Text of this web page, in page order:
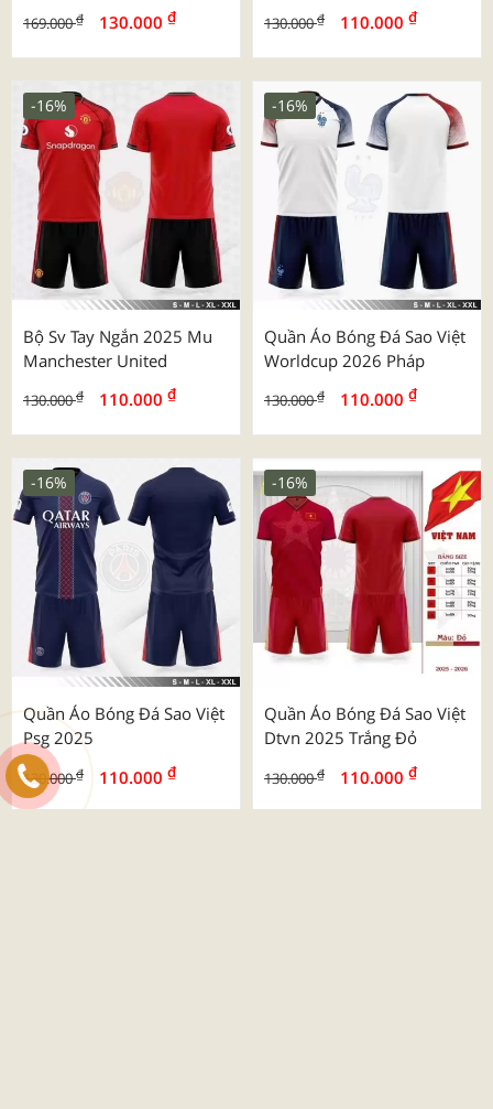
169.000₫ 130.000 ₫ 130.000₫ 110.000 ₫
Bộ Sv Tay Ngắn 2025 Mu
Manchester United
130.000₫ 110.000 ₫
-16%
Quần Áo Bóng Đá Sao Việt
Worldcup 2026 Pháp
130.000₫ 110.000 ₫
-16%
Quần Áo Bóng Đá Sao Việt
Psg 2025
130.000₫ 110.000 ₫
-16%
Quần Áo Bóng Đá Sao Việt
Dtvn 2025 Trắng Đỏ
130.000₫ 110.000 ₫
-16%